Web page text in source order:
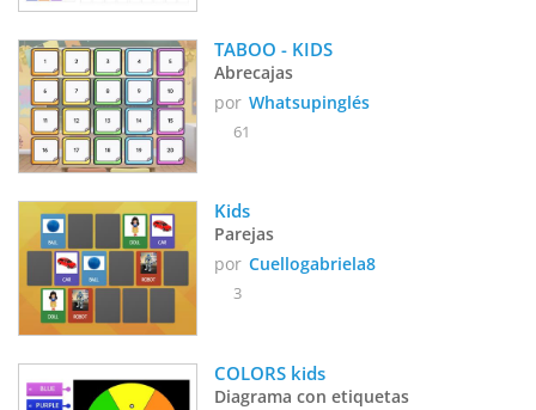
TABOO - KIDS
Abrecajas
por Whatsupinglés
61
Kids
Parejas
por Cuellogabriela8
3
COLORS kids
Diagrama con etiquetas